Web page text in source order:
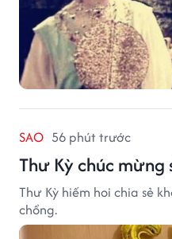
SAO 56 phút trước
Thư Kỳ chúc mừng
Thư Kỳ hiếm hoi chia sẻ
chồng.